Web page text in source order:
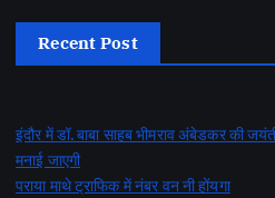
Recent Post
इंदौर में डॉ. बाबा साहब भीमराव अंबेडकर की
मनाई जाएगी
पराया माथे ट्राफिक में नंबर वन नी होंयगा